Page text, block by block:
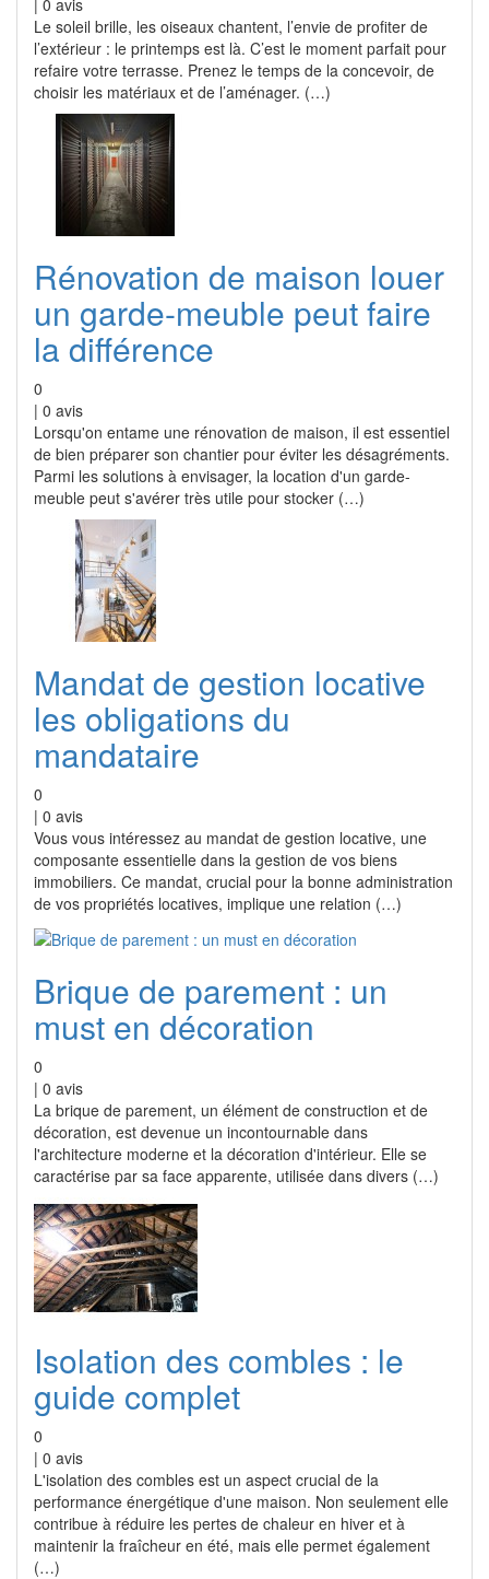
0 avis
Le soleil brille, les oiseaux chantent, l’envie de profiter de
l’extérieur : le printemps est là. C’est le moment parfait pour
refaire votre terrasse. Prenez le temps de la concevoir, de
choisir les matériaux et de l’aménager. (…)
Rénovation de maison louer
un garde-meuble peut faire
la différence
0
| 0 avis
Lorsqu'on entame une rénovation de maison, il est essentiel
de bien préparer son chantier pour éviter les désagréments.
Parmi les solutions à envisager, la location d'un garde-
meuble peut s'avérer très utile pour stocker (…)
Mandat de gestion locative
les obligations du
mandataire
0
| 0 avis
Vous vous intéressez au mandat de gestion locative, une
composante essentielle dans la gestion de vos biens
immobiliers. Ce mandat, crucial pour la bonne administration
de vos propriétés locatives, implique une relation (…)
Brique de parement : un
must en décoration
0
| 0 avis
La brique de parement, un élément de construction et de
décoration, est devenue un incontournable dans
l'architecture moderne et la décoration d'intérieur. Elle se
caractérise par sa face apparente, utilisée dans divers (…)
Isolation des combles : le
guide complet
0
| 0 avis
L'isolation des combles est un aspect crucial de la
performance énergétique d'une maison. Non seulement elle
contribue à réduire les pertes de chaleur en hiver et à
maintenir la fraîcheur en été, mais elle permet également
(…)